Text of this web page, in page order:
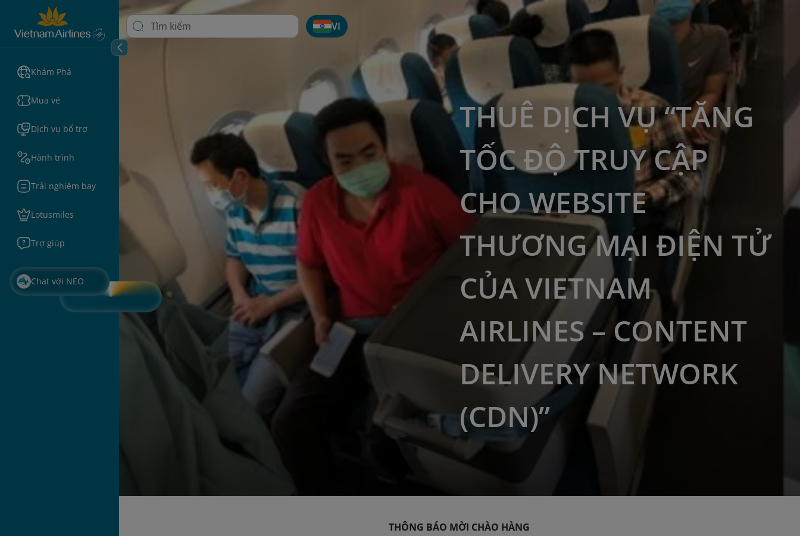
Khám Phá
Mua vé
Dịch vụ bổ trợ
Hành trình
Trải nghiệm bay
Lotusmiles
Trợ giúp
Chat với NEO
VI
THUÊ DỊCH VỤ “TĂNG
TỐC ĐỘ TRUY CẬP
CHO WEBSITE
THƯƠNG MẠI ĐIỆN TỬ
CỦA VIETNAM
AIRLINES – CONTENT
DELIVERY NETWORK
(CDN)”
THÔNG BÁO MỜI CHÀO HÀNG